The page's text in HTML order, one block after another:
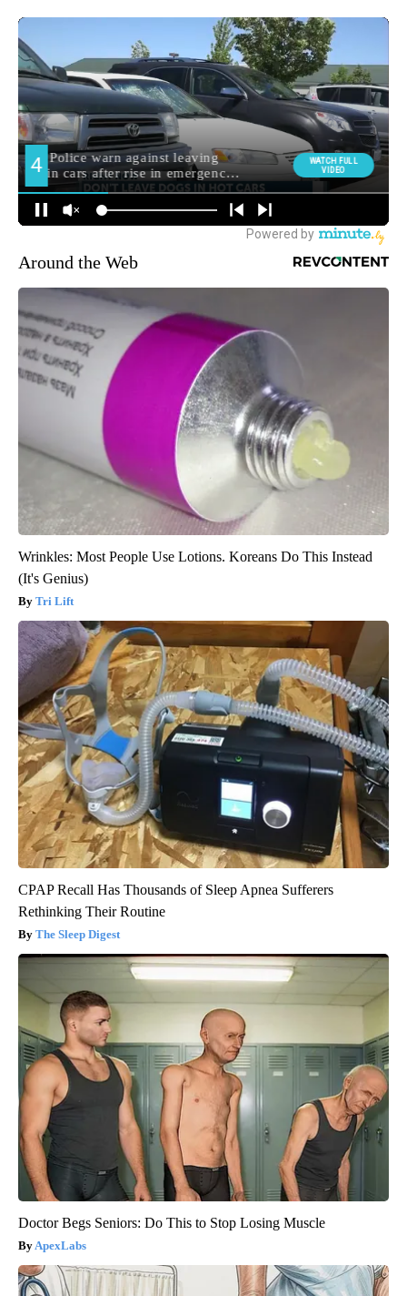
Around the Web
Wrinkles: Most People Use Lotions. Koreans Do This Instead
(It's Genius)
Tri Lift
CPAP Recall Has Thousands of Sleep Apnea Sufferers
Rethinking Their Routine
The Sleep Digest
Doctor Begs Seniors: Do This to Stop Losing Muscle
ApexLabs